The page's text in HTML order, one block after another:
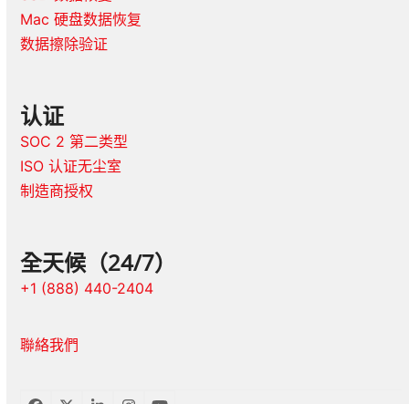
Mac 硬盘数据恢复
数据擦除验证
认证
SOC 2 第二类型
ISO 认证无尘室
制造商授权
全天候（24/7）
+1 (888) 440-2404
聯絡我們